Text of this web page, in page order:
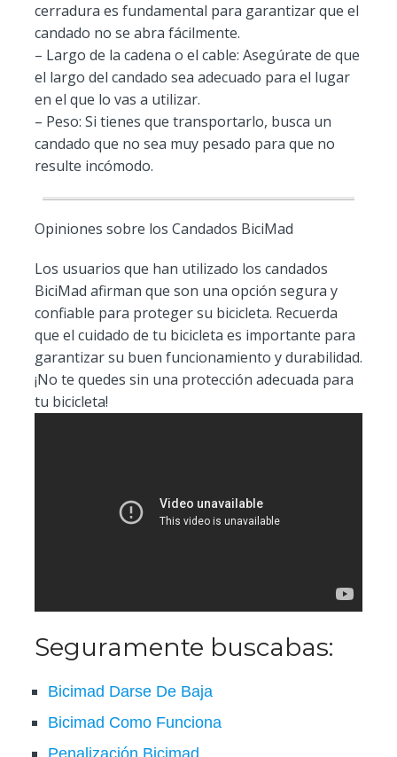
cerradura es fundamental para garantizar que el
candado no se abra fácilmente.
– Largo de la cadena o el cable: Asegúrate de que
el largo del candado sea adecuado para el lugar
en el que lo vas a utilizar.
– Peso: Si tienes que transportarlo, busca un
candado que no sea muy pesado para que no
resulte incómodo.
Opiniones sobre los Candados BiciMad
Los usuarios que han utilizado los candados
BiciMad afirman que son una opción segura y
confiable para proteger su bicicleta. Recuerda
que el cuidado de tu bicicleta es importante para
garantizar su buen funcionamiento y durabilidad.
¡No te quedes sin una protección adecuada para
tu bicicleta!
Seguramente buscabas:
Bicimad Darse De Baja
Bicimad Como Funciona
Penalización Bicimad